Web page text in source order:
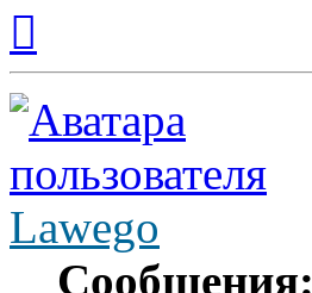
началу
Lawego
Сообщения: